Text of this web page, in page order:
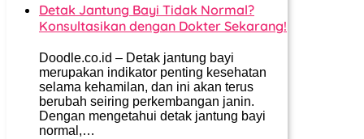
Detak Jantung Bayi Tidak Normal?
Konsultasikan dengan Dokter Sekarang!
Doodle.co.id – Detak jantung bayi
merupakan indikator penting kesehatan
selama kehamilan, dan ini akan terus
berubah seiring perkembangan janin.
Dengan mengetahui detak jantung bayi
normal,…